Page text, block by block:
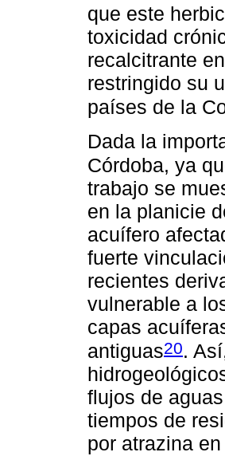
que este
toxicidad
recalcitrante
restringido su
países de la
Dada la
Córdoba, ya
trabajo se
en la planicie
acuífero
fuerte
recientes
vulnerable a
capas
antiguas20.
flujos de
tiempos de
por atrazina